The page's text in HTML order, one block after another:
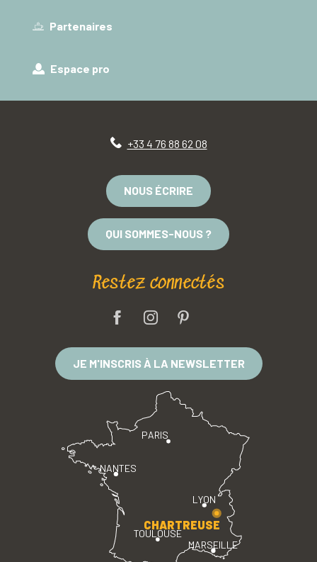
Partenaires
Espace pro
+33 4 76 88 62 08
NOUS ÉCRIRE
QUI SOMMES-NOUS ?
Restez connectés
JE M'INSCRIS À LA NEWSLETTER
PARIS
LYON
TOULOUSE
MARSEILLE
NANTES
CHARTREUSE